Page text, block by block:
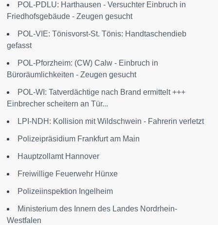
POL-PDLU: Harthausen - Versuchter Einbruch in
Friedhofsgebäude - Zeugen gesucht
POL-VIE: Tönisvorst-St. Tönis: Handtaschendieb
gefasst
POL-Pforzheim: (CW) Calw - Einbruch in
Büroräumlichkeiten - Zeugen gesucht
POL-WI: Tatverdächtige nach Brand ermittelt +++
Einbrecher scheitern an Tür...
LPI-NDH: Kollision mit Wildschwein - Fahrerin verletzt
Polizeipräsidium Frankfurt am Main
Hauptzollamt Hannover
Freiwillige Feuerwehr Hünxe
Polizeiinspektion Ingelheim
Ministerium des Innern des Landes Nordrhein-
Westfalen